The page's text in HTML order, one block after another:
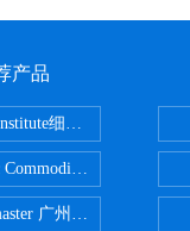
产品
CommoditiesPE管 广州
广州鸿程代理